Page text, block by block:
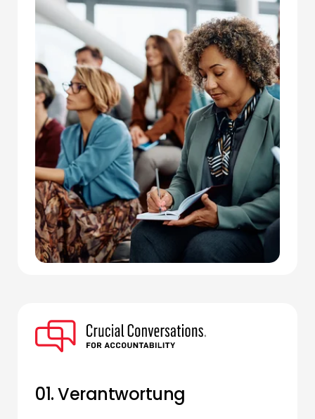
01. Verantwortung